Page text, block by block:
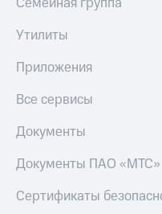
Утилиты
Приложения
Все сервисы
Документы
Документы ПАО «МТС»
Сертификаты